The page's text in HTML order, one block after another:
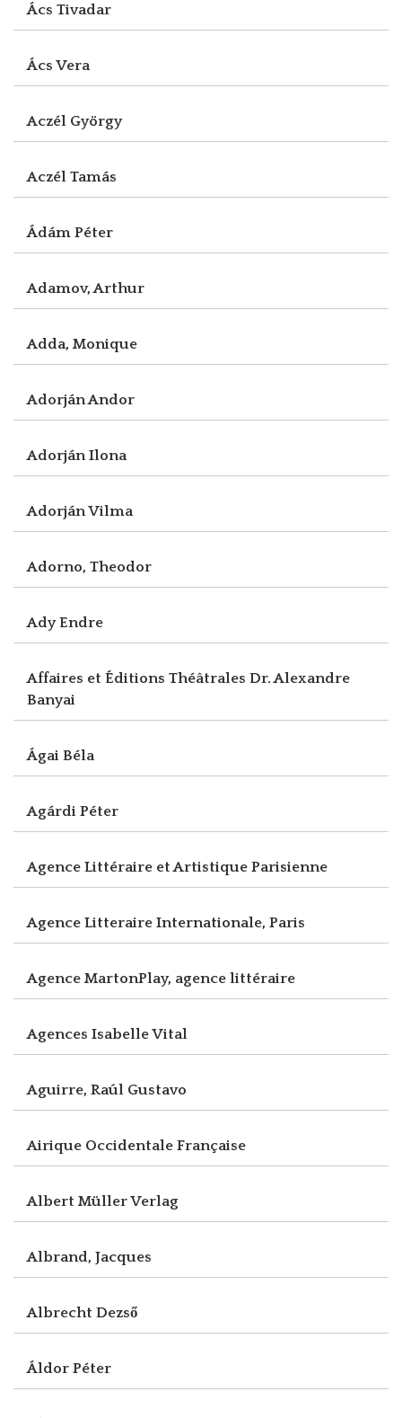
Ács Tivadar
Ács Vera
Aczél György
Aczél Tamás
Ádám Péter
Adamov, Arthur
Adda, Monique
Adorján Andor
Adorján Ilona
Adorján Vilma
Adorno, Theodor
Ady Endre
Affaires et Éditions Théâtrales Dr. Alexandre
Banyai
Ágai Béla
Agárdi Péter
Agence Littéraire et Artistique Parisienne
Agence Litteraire Internationale, Paris
Agence MartonPlay, agence littéraire
Agences Isabelle Vital
Aguirre, Raúl Gustavo
Airique Occidentale Française
Albert Müller Verlag
Albrand, Jacques
Albrecht Dezső
Áldor Péter